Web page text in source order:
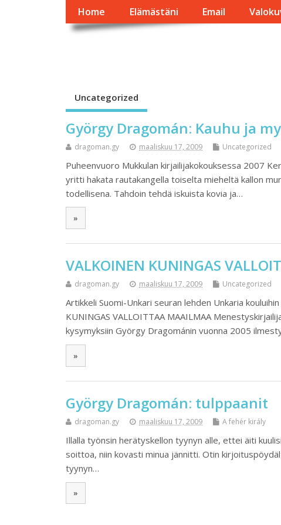
Home Elämästäni Email
Uncategorized
György Dragomán: Kauhu ja
dragoman.gy maaliskuu 17, 2009 Uncategorized
Puheenvuoro Mukkulan kirjailijakokouksessa 2007
yritti hakata rautakangella toiselta mieheltä kallon
todellisena. Tahdoin tehdä iskuista kovia ja…
»
VALKOINEN KUNINGAS
dragoman.gy maaliskuu 17, 2009 Uncategorized
Artikkeli Suomi-Unkari seuran lehden Unkaria
KUNINGAS VALLOITTAA MAAILMAA
kysymyksiin György Dragománin vuonna 2005
»
György Dragomán: tulppaanit
dragoman.gy maaliskuu 17, 2009 A fehér király
Illalla työnsin herätyskellon tyynyn alle, ettei äiti
soittoa, niin kovasti minua jännitti. Otin
tyynyn…
»